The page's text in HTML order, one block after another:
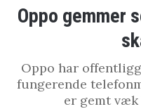
Oppo gemmer
Oppo har
fungerende
er gemt